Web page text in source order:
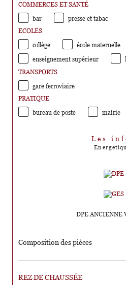
COMMERCES ET SANTÉ
bar
presse et tabac
ECOLES
collège
école maternelle
enseignement supérieur
TRANSPORTS
gare ferroviaire
PRATIQUE
bureau de poste
mairie
Les
DPE ANCIENNE
Composition des pièces
REZ DE CHAUSSÉE